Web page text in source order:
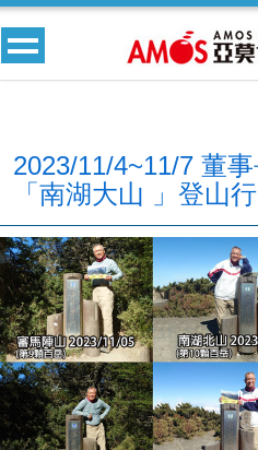
2023/11/4~11/7 董
「南湖大山 」登山行